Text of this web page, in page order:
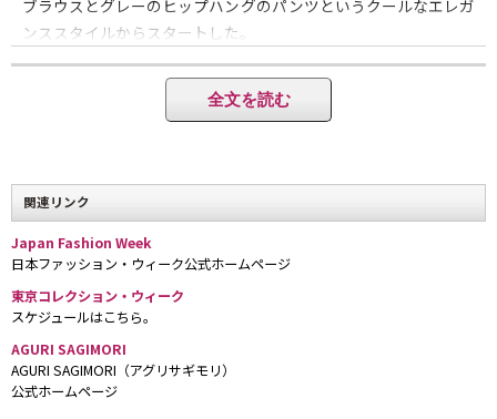
ブラウスとグレーのヒップハングのパンツというクールなエレガ
ンススタイルからスタートした。
アシンメトリーなボリューム感がエレガントなロングスカート
や光沢のあるジャケットには細かいアコーディオンプリーツのミ
ある黒いロングジレ、薄いグレーのスーツはアシンメトリーな丈
になっているなど、一見クールでマニッシュな印象だが、どこか
ほっこりするハズしのあるユニークなクリエーションが披露され
た。
後ろ身頃が折り畳まれた“ドッグイヤー”ジャケットや、付箋を
モチーフにしたボックスポケットの“ブックマーク”ジャケットも
ユニークだが、インナーに用いられたシルク地には、デザイナー
が好きな江戸川乱歩の小説「芋虫」の言葉「ユルス」や、「君が
全文を読む
関連リンク
Japan Fashion Week
日本ファッション・ウィーク公式ホームページ
東京コレクション・ウィーク
スケジュールはこちら。
AGURI SAGIMORI
AGURI SAGIMORI（アグリサギモリ）
公式ホームページ